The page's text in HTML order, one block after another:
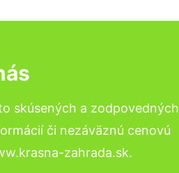
skúsených a zodpovedných
či nezáväznú cenovú
zahrada.sk.